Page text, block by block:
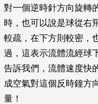
對一個逆時針方向旋轉
時，也可以說是球從右
較疏，在下方則較密，
過，這表示流體流經球
告訴我們，流體速度快
成空氣對這個反時鐘方
量！